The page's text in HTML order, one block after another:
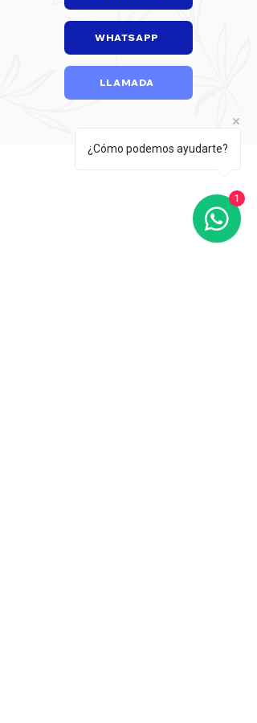
WHATSAPP
LLAMADA
¿Cómo podemos ayudarte?
1